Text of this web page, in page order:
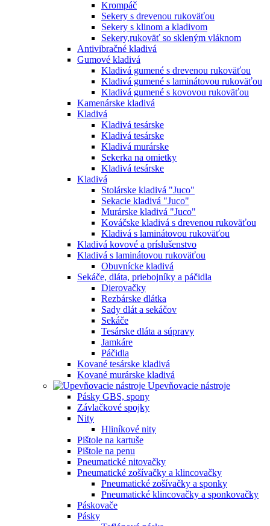
Krompáč
Sekery s drevenou rukoväťou
Sekery s klinom a kladivom
Sekery,rukoväť so skleným vláknom
Antivibračné kladivá
Gumové kladivá
Kladivá gumené s drevenou rukoväťou
Kladivá gumené s laminátovou rukoväťou
Kladivá gumené s kovovou rukoväťou
Kamenárske kladivá
Kladivá
Kladivá tesárske
Kladivá tesárske
Kladivá murárske
Sekerka na omietky
Kladivá tesárske
Kladivá
Stolárske kladivá "Juco"
Sekacie kladivá "Juco"
Murárske kladivá "Juco"
Kováčske kladivá s drevenou rukoväťou
Kladivá s laminátovou rukoväťou
Kladivá kovové a príslušenstvo
Kladivá s laminátovou rukoväťou
Obuvnícke kladivá
Sekáče, dláta, priebojníky a páčidla
Dierovačky
Rezbárske dlátka
Sady dlát a sekáčov
Sekáče
Tesárske dláta a súpravy
Jamkáre
Páčidla
Kované tesárske kladivá
Kované murárske kladivá
Upevňovacie nástroje
Pásky GBS, spony
Závlačkové spojky
Nity
Hliníkové nity
Pištole na kartuše
Pištole na penu
Pneumatické nitovačky
Pneumatické zošívačky a klincovačky
Pneumatické zošívačky a sponky
Pneumatické klincovačky a sponkovačky
Páskovače
Pásky